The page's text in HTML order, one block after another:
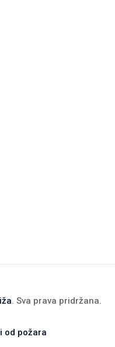
. Sva prava pridržana.
od požara